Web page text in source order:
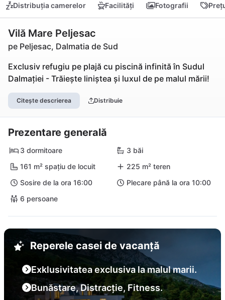
Distribuția camerelor Facilități Fotografii
Vilă Mare Peljesac
pe Peljesac, Dalmatia de Sud
Exclusiv refugiu pe plajă cu piscină infinită în Sudul
Dalmației - Trăiește liniștea și luxul de pe malul mării!
Citește descrierea Distribuie
Prezentare generală
3 dormitoare
3 băi
161 m² spațiu de locuit
225 m² teren
Sosire de la ora 16:00
Plecare până la ora 10:00
6 persoane
Reperele casei de vacanță
Exklusivitatea exclusiva la malul marii.
Bunăstare, Distracție, Fitness.